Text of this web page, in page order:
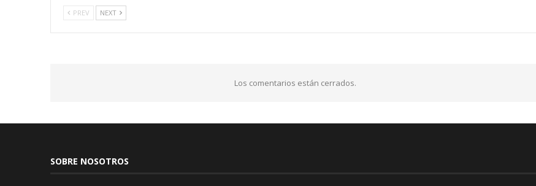
PREV NEXT
Los comentarios están cerrados.
SOBRE NOSOTROS